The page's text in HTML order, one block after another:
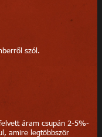
szól.
áram csupán 2-5%-
amire legtöbbször